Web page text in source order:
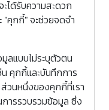
ได้รับความสะดวก
"คุกกี้" จะช่วยจดจำ
มูลแบบไม่ระบุตัวตน
คุกกี้และบันทึกการ
วนหนึ่งของคุกกี้ที่เรา
ารรวบรวมข้อมูล ซึ่ง